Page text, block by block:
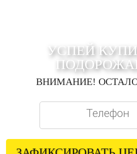
УСПЕЙ
ВНИМАНИЕ!